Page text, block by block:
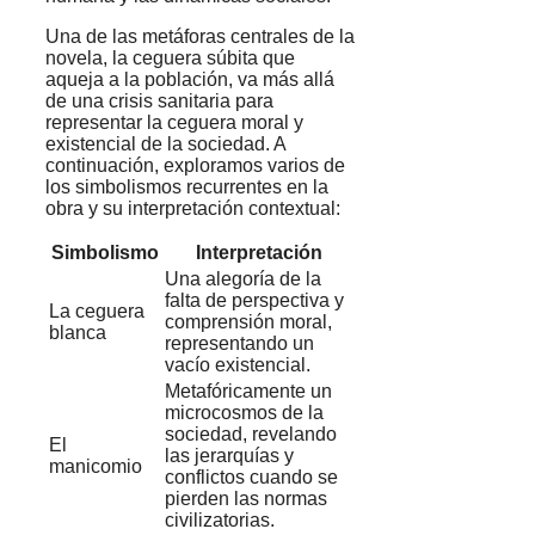
Una de las metáforas centrales de la
novela, la ceguera súbita que
aqueja a la población, va más allá
de una crisis sanitaria para
representar la ceguera moral y
existencial de la sociedad. A
continuación, exploramos varios de
los simbolismos recurrentes en la
obra y su interpretación contextual:
Simbolismo Interpretación
La ceguera
blanca
Una alegoría de la
falta de perspectiva y
comprensión moral,
representando un
vacío existencial.
El
manicomio
Metafóricamente un
microcosmos de la
sociedad, revelando
las jerarquías y
conflictos cuando se
pierden las normas
civilizatorias.